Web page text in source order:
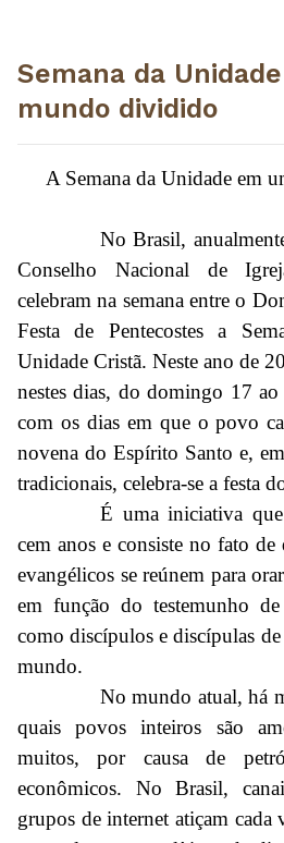
Semana da
mundo dividido
A Semana da Unidade em
No Brasil,
Conselho Nacional de
celebram na semana entre o
Festa de Pentecostes a
Unidade Cristã. Neste ano de
nestes dias, do domingo 17
com os dias em que o povo
novena do Espírito Santo e,
tradicionais, celebra-se a festa
É uma iniciativa
cem anos e consiste no fato
evangélicos se reúnem para
em função do testemunho
como discípulos e discípulas de
mundo.
No mundo atual, há
quais povos inteiros são
muitos, por causa de
econômicos. No Brasil,
grupos de internet atiçam cada